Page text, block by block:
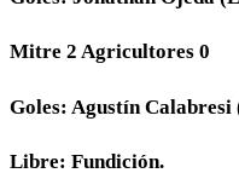
Mitre 2 Agricultores 0
Goles: Agustín
Libre: Fundición.